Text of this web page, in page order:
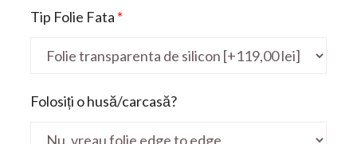
Tip Folie Fata *
Folosiți o husă/carcasă?